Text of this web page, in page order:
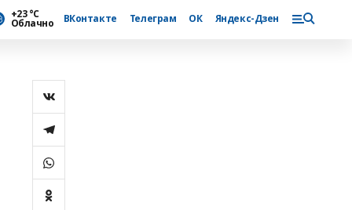
+23 °С
Облачно ВКонтакте Телеграм ОК Яндекс-Дзен